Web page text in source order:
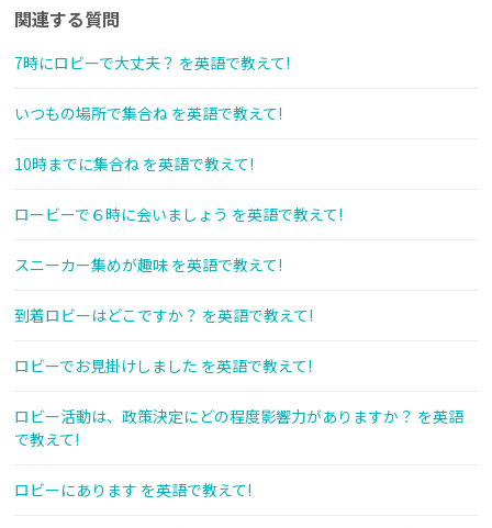
関連する質問
7時にロビーで大丈夫？ を英語で教えて!
いつもの場所で集合ね を英語で教えて!
10時までに集合ね を英語で教えて!
ロービーで６時に会いましょう を英語で教えて!
スニーカー集めが趣味 を英語で教えて!
到着ロビーはどこですか？ を英語で教えて!
ロビーでお見掛けしました を英語で教えて!
ロビー活動は、政策決定にどの程度影響力がありますか？ を英語
で教えて!
ロビーにあります を英語で教えて!